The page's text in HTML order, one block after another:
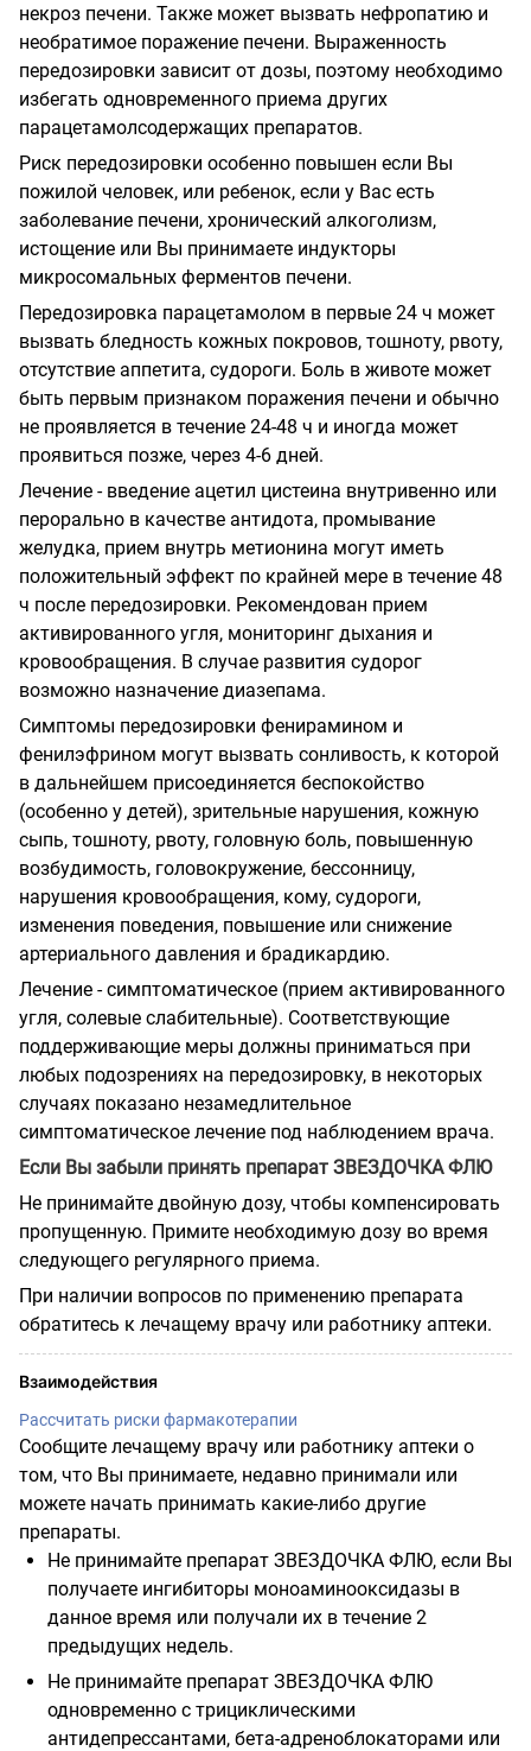
некроз печени. Также может вызвать нефропатию и
необратимое поражение печени. Выраженность
передозировки зависит от дозы, поэтому необходимо
избегать одновременного приема других
парацетамол­содержащих препаратов.
Риск передозировки особенно повышен если Вы
пожилой человек, или ребенок, если у Вас есть
заболевание печени, хронический алкоголизм,
истощение или Вы принимаете индукторы
микросомальных ферментов печени.
Передозировка парацетамолом в первые 24 ч может
вызвать бледность кожных покровов, тошноту, рвоту,
отсутствие аппетита, судороги. Боль в животе может
быть первым признаком поражения печени и обычно
не проявляется в течение 24-48 ч и иногда может
проявиться позже, через 4-6 дней.
Лечение - введение ацетил цистеина внутривенно или
перорально в качестве антидота, промывание
желудка, прием внутрь метионина могут иметь
положительный эффект по крайней мере в течение 48
ч после передозировки. Рекомендован прием
активированного угля, мониторинг дыхания и
кровообращения. В случае развития судорог
возможно назначение диазепама.
Симптомы передозировки фенирамином и
фенилэфрином могут вызвать сонливость, к которой
в дальнейшем присоединяется беспокойство
(особенно у детей), зрительные нарушения, кожную
сыпь, тошноту, рвоту, головную боль, повышенную
возбудимость, головокружение, бессонницу,
нарушения кровообращения, кому, судороги,
изменения поведения, повышение или снижение
артериального давления и брадикардию.
Лечение - симптоматическое (прием активированного
угля, солевые слабительные). Соответствующие
поддерживающие меры должны приниматься при
любых подозрениях на передозировку, в некоторых
случаях показано незамедлительное
симптоматическое лечение под наблюдением врача.
Если Вы забыли принять препарат ЗВЕЗДОЧКА ФЛЮ
Не принимайте двойную дозу, чтобы компенсировать
пропущенную. Примите необходимую дозу во время
следующего регулярного приема.
При наличии вопросов по применению препарата
обратитесь к лечащему врачу или работнику аптеки.
Взаимодействия
Рассчитать риски фармакотерапии
Сообщите лечащему врачу или работнику аптеки о
том, что Вы принимаете, недавно принимали или
можете начать принимать какие-либо другие
препараты.
Не принимайте препарат ЗВЕЗДОЧКА ФЛЮ, если Вы
получаете ингибиторы моноаминооксидазы в
данное время или получали их в течение 2
предыдущих недель.
Не принимайте препарат ЗВЕЗДОЧКА ФЛЮ
одновременно с трициклическими
антидепрессантами, бета-адреноблокаторами или